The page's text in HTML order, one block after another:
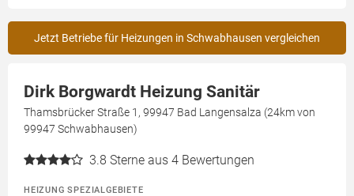
Jetzt Betriebe für Heizungen in Schwabhausen vergleichen
Dirk Borgwardt Heizung Sanitär
Thamsbrücker Straße 1, 99947 Bad Langensalza (24km von
99947 Schwabhausen)
3.8 Sterne aus 4 Bewertungen
HEIZUNG SPEZIALGEBIETE